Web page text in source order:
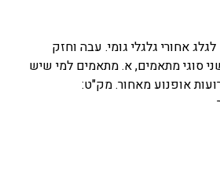
אחורי גלגלי גומי. עבה וחזק
סוגי מתאמים, א. מתאמים למי שיש
אופנוע מאחור. מק"ט: